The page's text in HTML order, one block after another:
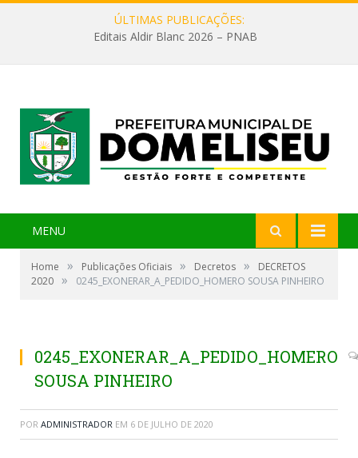
ÚLTIMAS PUBLICAÇÕES:
Editais Aldir Blanc 2026 – PNAB
MENU
Home » Publicações Oficiais » Decretos »
DECRETOS
2020 » 0245_EXONERAR_A_PEDIDO_HOMERO SOUSA PINHEIRO
0245_EXONERAR_A_PEDIDO_HOMERO
SOUSA PINHEIRO
POR ADMINISTRADOR EM 6 DE JULHO DE 2020